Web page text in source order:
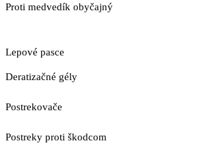
Proti medvedík obyčajný
Lepové pasce
Deratizačné gély
Postrekovače
Postreky proti škodcom